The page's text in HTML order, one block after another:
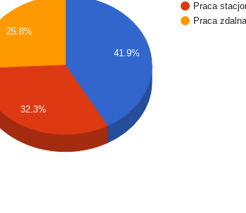
Praca
Praca
41.9%
25.8%
32.3%